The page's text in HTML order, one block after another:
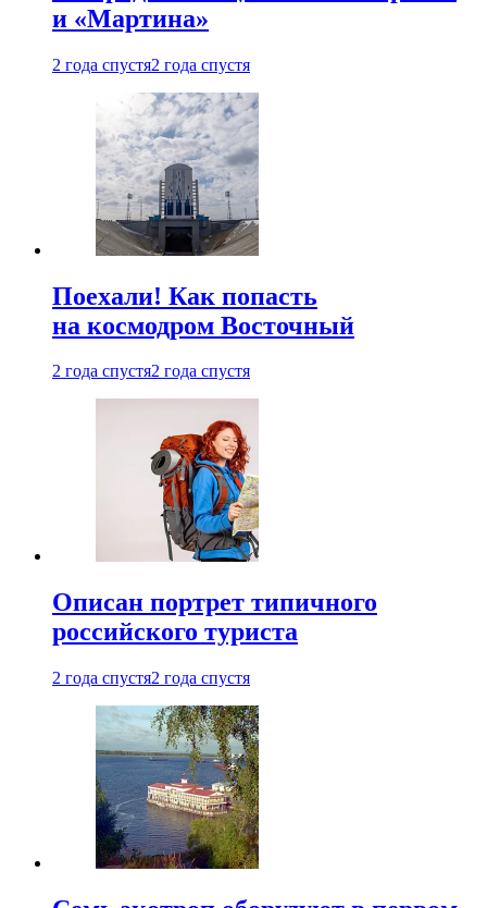
и «Мартина»
2 года спустя2 года спустя
Поехали! Как попасть
на космодром Восточный
2 года спустя2 года спустя
Описан портрет типичного
российского туриста
2 года спустя2 года спустя